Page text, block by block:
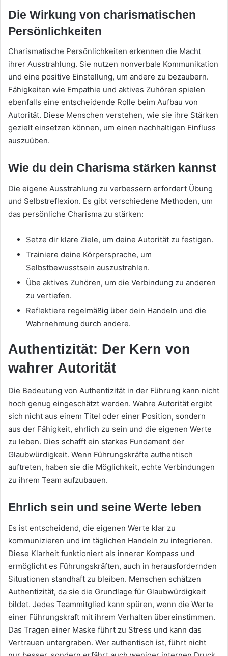
Die Wirkung von charismatischen
Persönlichkeiten
Charismatische Persönlichkeiten erkennen die Macht
ihrer Ausstrahlung. Sie nutzen nonverbale Kommunikation
und eine positive Einstellung, um andere zu bezaubern.
Fähigkeiten wie Empathie und aktives Zuhören spielen
ebenfalls eine entscheidende Rolle beim Aufbau von
Autorität. Diese Menschen verstehen, wie sie ihre Stärken
gezielt einsetzen können, um einen nachhaltigen Einfluss
auszuüben.
Wie du dein Charisma stärken kannst
Die eigene Ausstrahlung zu verbessern erfordert Übung
und Selbstreflexion. Es gibt verschiedene Methoden, um
das persönliche Charisma zu stärken:
Setze dir klare Ziele, um deine Autorität zu festigen.
Trainiere deine Körpersprache, um
Selbstbewusstsein auszustrahlen.
Übe aktives Zuhören, um die Verbindung zu anderen
zu vertiefen.
Reflektiere regelmäßig über dein Handeln und die
Wahrnehmung durch andere.
Authentizität: Der Kern von
wahrer Autorität
Die Bedeutung von Authentizität in der Führung kann nicht
hoch genug eingeschätzt werden. Wahre Autorität ergibt
sich nicht aus einem Titel oder einer Position, sondern
aus der Fähigkeit, ehrlich zu sein und die eigenen Werte
zu leben. Dies schafft ein starkes Fundament der
Glaubwürdigkeit. Wenn Führungskräfte authentisch
auftreten, haben sie die Möglichkeit, echte Verbindungen
zu ihrem Team aufzubauen.
Ehrlich sein und seine Werte leben
Es ist entscheidend, die eigenen Werte klar zu
kommunizieren und im täglichen Handeln zu integrieren.
Diese Klarheit funktioniert als innerer Kompass und
ermöglicht es Führungskräften, auch in herausfordernden
Situationen standhaft zu bleiben. Menschen schätzen
Authentizität, da sie die Grundlage für Glaubwürdigkeit
bildet. Jedes Teammitglied kann spüren, wenn die Werte
einer Führungskraft mit ihrem Verhalten übereinstimmen.
Das Tragen einer Maske führt zu Stress und kann das
Vertrauen untergraben. Wer authentisch ist, führt nicht